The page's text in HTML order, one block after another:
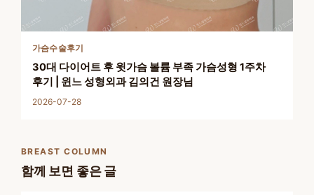
가슴수술후기
30대 다이어트 후 윗가슴 볼륨 부족 가슴성형 1주차
후기 | 윈느 성형외과 김의건 원장님
2026-07-28
BREAST COLUMN
함께 보면 좋은 글